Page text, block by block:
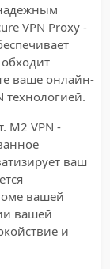
VPN Proxy -
ваше онлайн-
технологией.
M2 VPN -
ваш
вашей
вашей
и